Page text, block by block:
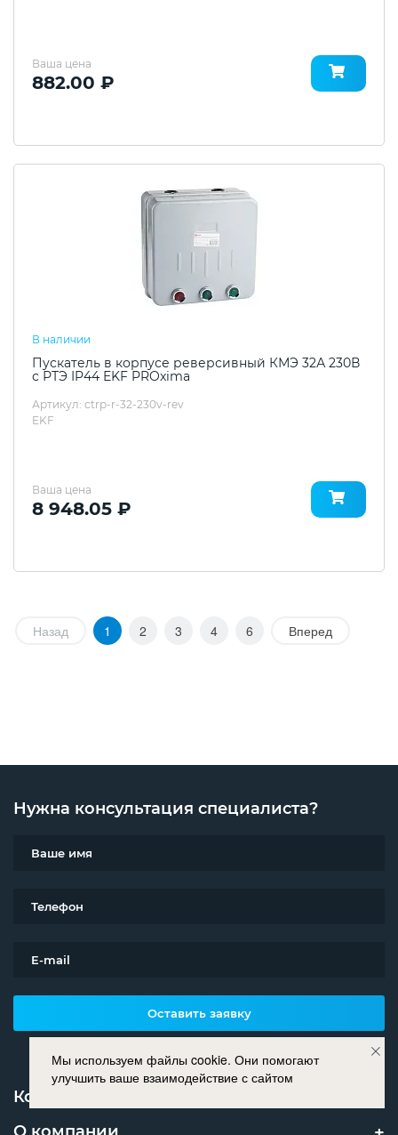
Ваша цена
882.00 ₽
В наличии
Пускатель в корпусе реверсивный КМЭ 32А 230В
с РТЭ IP44 EKF PROxima
Артикул: ctrp-r-32-230v-rev
EKF
Ваша цена
8 948.05 ₽
Назад 1 2 3 4 6 Вперед
Нужна консультация специалиста?
Оставить заявку
Контакты
Мы используем файлы cookie. Они помогают
улучшить ваше взаимодействие с сайтом